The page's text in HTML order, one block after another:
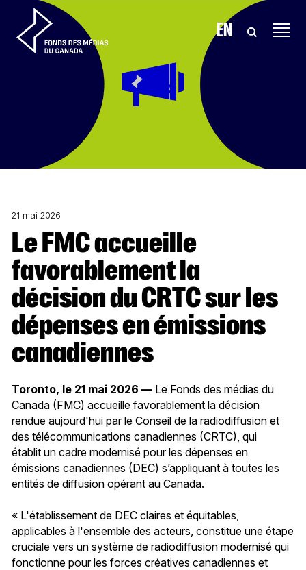
Aller au contenu EN
21 mai 2026
Le FMC accueille
favorablement la
décision du CRTC sur les
dépenses en émissions
canadiennes
Toronto, le 21 mai 2026 — Le Fonds des médias du
Canada (FMC) accueille favorablement la décision
rendue aujourd'hui par le Conseil de la radiodiffusion et
des télécommunications canadiennes (CRTC), qui
établit un cadre modernisé pour les dépenses en
émissions canadiennes (DEC) s’appliquant à toutes les
entités de diffusion opérant au Canada.
« L'établissement de DEC claires et équitables,
applicables à l'ensemble des acteurs, constitue une étape
cruciale vers un système de radiodiffusion modernisé qui
fonctionne pour les forces créatives canadiennes et